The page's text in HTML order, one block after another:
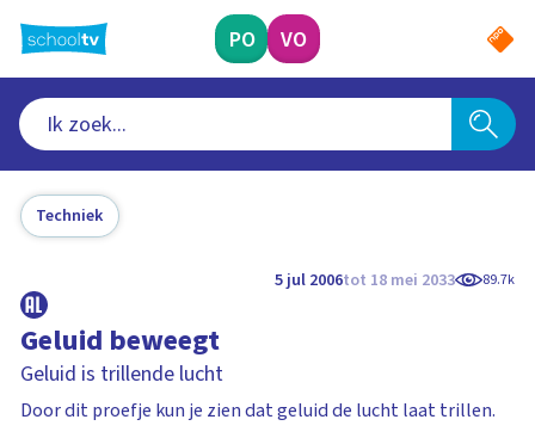
naar
hoofdinhoud
PO VO
Techniek
5 jul 2006tot 18 mei 2033 89.7k
Geluid beweegt
Geluid is trillende lucht
Door dit proefje kun je zien dat geluid de lucht laat trillen.